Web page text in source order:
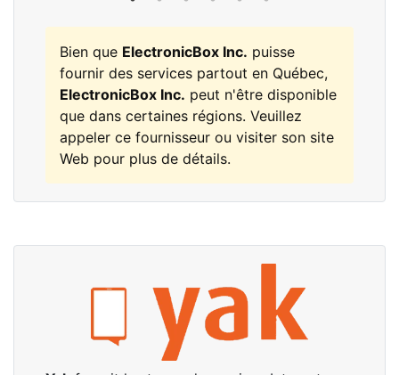
Bien que ElectronicBox Inc. puisse
fournir des services partout en Québec,
ElectronicBox Inc. peut n'être disponible
que dans certaines régions. Veuillez
appeler ce fournisseur ou visiter son site
Web pour plus de détails.